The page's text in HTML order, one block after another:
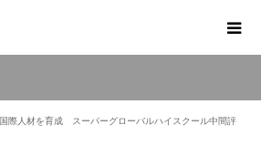
際人材を育成 スーパーグローバルハイスクール中間評